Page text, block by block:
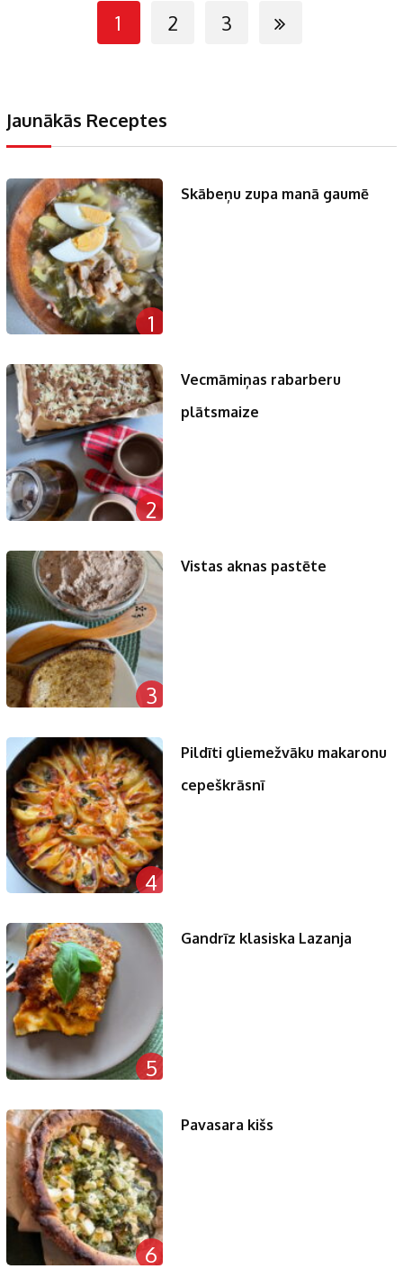
1 2 3
Jaunākās Receptes
1
Skābeņu zupa manā gaumē
2
Vecmāmiņas rabarberu
plātsmaize
3
Vistas aknas pastēte
4
Pildīti gliemežvāku makaronu
cepeškrāsnī
5
Gandrīz klasiska Lazanja
6
Pavasara kišs